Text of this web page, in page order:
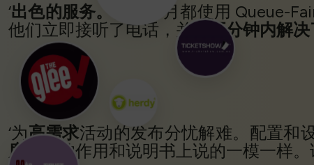
‘出色的服务。 我们每月都使用 Queue-
他们立即接听了电话，并在五分钟内解决
‘为高需求活动的发布分忧解难。配置和
度
。它的作用和说明书上说的一模一样